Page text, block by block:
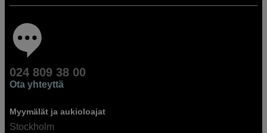
024 809 38 00
Ota yhteyttä
Myymälät ja aukioloajat
Stockholm